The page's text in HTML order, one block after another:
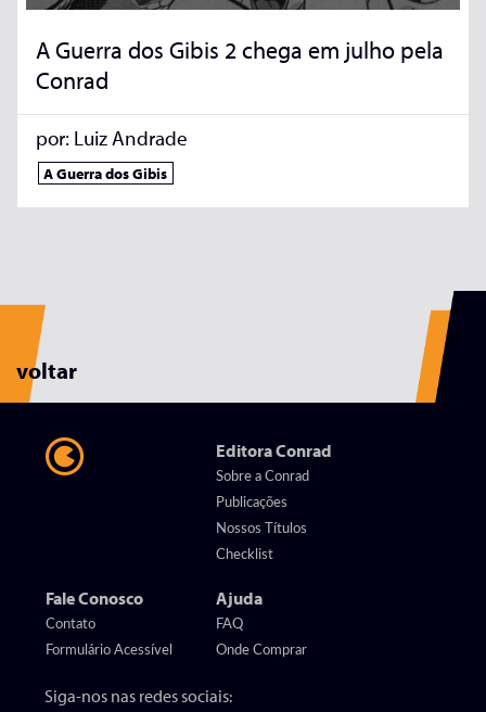
A Guerra dos Gibis 2 chega em julho pela
Conrad
por: Luiz Andrade
A Guerra dos Gibis
voltar
Editora Conrad
Sobre a Conrad
Publicações
Nossos Títulos
Checklist
Fale Conosco
Contato
Formulário Acessível
Ajuda
FAQ
Onde Comprar
Siga-nos nas redes sociais: